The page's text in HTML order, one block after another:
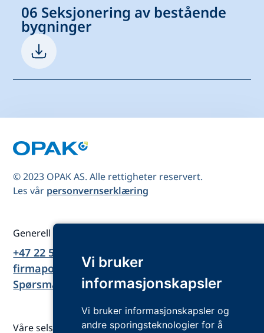
Vi bruker
informasjonskapsler
Vi bruker informasjonskapsler og
andre sporingsteknologier for å
06 Seksjonering av bestående
bygninger
© 2023 OPAK AS. Alle rettigheter reservert.
Les vår personvernserklæring
Generell kontakt
+47 22 51 77 00
firmapost@opak.no
Spørsmål og svar
Våre selskap